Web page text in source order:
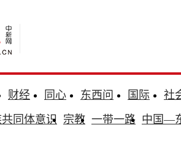
财经 同心 东西问 国际
社
同体意识 宗教 一带一路 中国—